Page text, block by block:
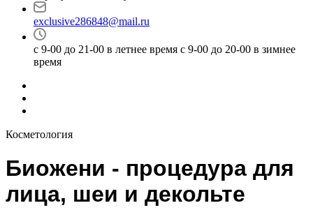
exclusive286848@mail.ru
с 9-00 до 21-00 в летнее время с 9-00 до 20-00 в зимнее
время
Косметология
Биожени - процедура для
лица, шеи и декольте